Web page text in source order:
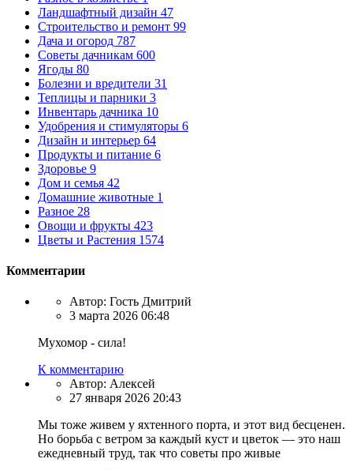
Ландшафтный дизайн 47
Строительство и ремонт 99
Дача и огород 787
Советы дачникам 600
Ягоды 80
Болезни и вредители 31
Теплицы и парники 3
Инвентарь дачника 10
Удобрения и стимуляторы 6
Дизайн и интерьер 64
Продукты и питание 6
Здоровье 9
Дом и семья 42
Домашние животные 1
Разное 28
Овощи и фрукты 423
Цветы и Растения 1574
Комментарии
Автор: Гость Дмитрий
3 марта 2026 06:48
Мухомор - сила!
К комментарию
Автор: Алексей
27 января 2026 20:43
Мы тоже живем у яхтенного порта, и этот вид бесценен.
Но борьба с ветром за каждый куст и цветок — это наш
ежедневный труд, так что советы про живые